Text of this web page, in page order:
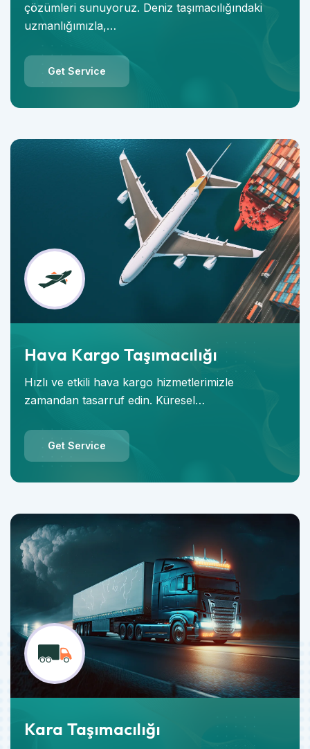
çözümleri sunuyoruz. Deniz taşımacılığındaki
uzmanlığımızla,…
Get Service
Hava Kargo Taşımacılığı
Hızlı ve etkili hava kargo hizmetlerimizle
zamandan tasarruf edin. Küresel…
Get Service
Kara Taşımacılığı